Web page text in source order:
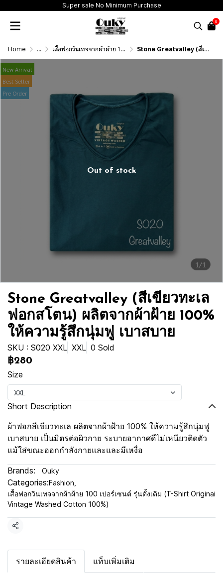
Super sale No Minimum Purchase
0
Home ... เสื้อฟอกวินเทจจากผ้าผ้าย 100 เปอร์เซนต์ รุ่นดั้งเดิม (T-Shirt Originai Vintage Washed Cotton 100%) Stone Greatvalley (สีเขียวทะเลฟอกสโตน) ผลิตจากผ้าฝ้าย 100% ให้ความรู้สึกนุ่มฟู เบาสบาย
1/1
New Arrival
Best Seller
Pre Order
Out of stock
Stone Greatvalley (สีเขียวทะเล
ฟอกสโตน) ผลิตจากผ้าฝ้าย 100%
ให้ความรู้สึกนุ่มฟู เบาสบาย
SKU : S020 XXL XXL 0 Sold
฿280
Size
XXL
Short Description
ผ้าฟอกสีเขียวทะเล ผลิตจากผ้าฝ้าย 100% ให้ความรู้สึกนุ่มฟู
เบาสบาย เป็นมิตรต่อผิวกาย ระบายอากาศดีไม่เหนียวติดตัว
แม้ใส่ขณะออกกำลังกายและและมีเหงื่อ
Brands: Ouky
Categories:Fashion
เสื้อฟอกวินเทจจากผ้าผ้าย 100 เปอร์เซนต์ รุ่นดั้งเดิม (T-Shirt Originai
Vintage Washed Cotton 100%)
Share
รายละเอียดสินค้า แท็บเพิ่มเติม